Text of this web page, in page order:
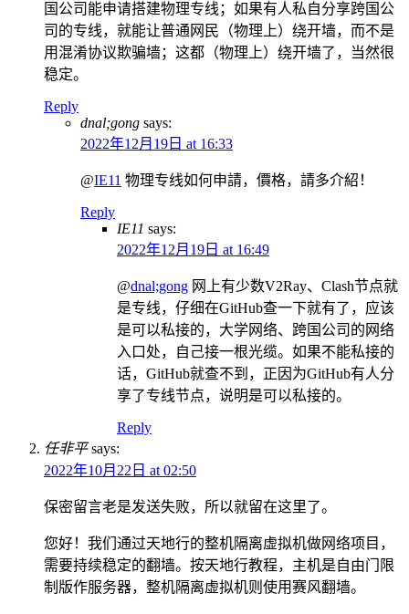
国公司能申请搭建物理专线；如果有人私自分享跨国公
司的专线，就能让普通网民（物理上）绕开墙，而不是
用混淆协议欺骗墙；这都（物理上）绕开墙了，当然很
稳定。
Reply
dnal;gong says:
2022年12月19日 at 16:33
@IE11 物理专线如何申請，價格，請多介紹！
Reply
IE11 says:
2022年12月19日 at 16:49
@dnal;gong 网上有少数V2Ray、Clash节点就
是专线，仔细在GitHub查一下就有了，应该
是可以私接的，大学网络、跨国公司的网络
入口处，自己接一根光缆。如果不能私接的
话，GitHub就查不到，正因为GitHub有人分
享了专线节点，说明是可以私接的。
Reply
任非平 says:
2022年10月22日 at 02:50
保密留言老是发送失败，所以就留在这里了。
您好！我们通过天地行的整机隔离虚拟机做网络项目，
需要持续稳定的翻墙。按天地行教程，主机是自由门限
制版作服务器，整机隔离虚拟机则使用赛风翻墙。